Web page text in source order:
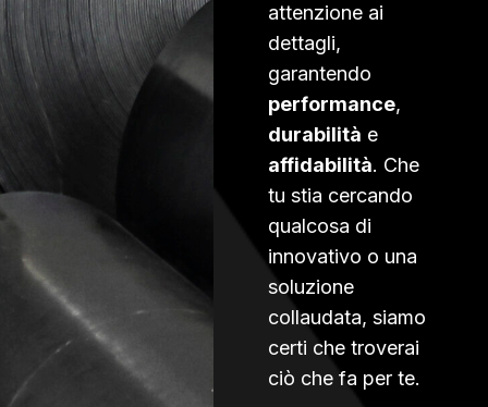
attenzione ai
dettagli,
garantendo
performance,
durabilità e
affidabilità. Che
tu stia cercando
qualcosa di
innovativo o una
soluzione
collaudata, siamo
certi che troverai
ciò che fa per te.